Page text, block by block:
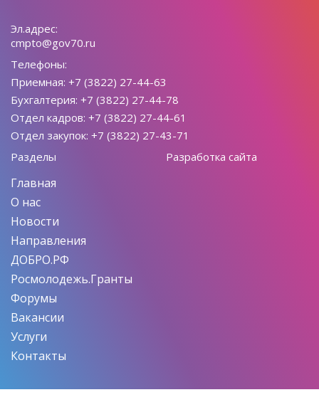
Эл.адрес:
cmpto@gov70.ru
Телефоны:
Приемная: +7 (3822) 27-44-63
Бухгалтерия: +7 (3822) 27-44-78
Отдел кадров: +7 (3822) 27-44-61
Отдел закупок: +7 (3822) 27-43-71
Разделы
Главная
О нас
Новости
Направления
ДОБРО.РФ
Росмолодежь.Гранты
Форумы
Вакансии
Услуги
Контакты
Разработка сайта